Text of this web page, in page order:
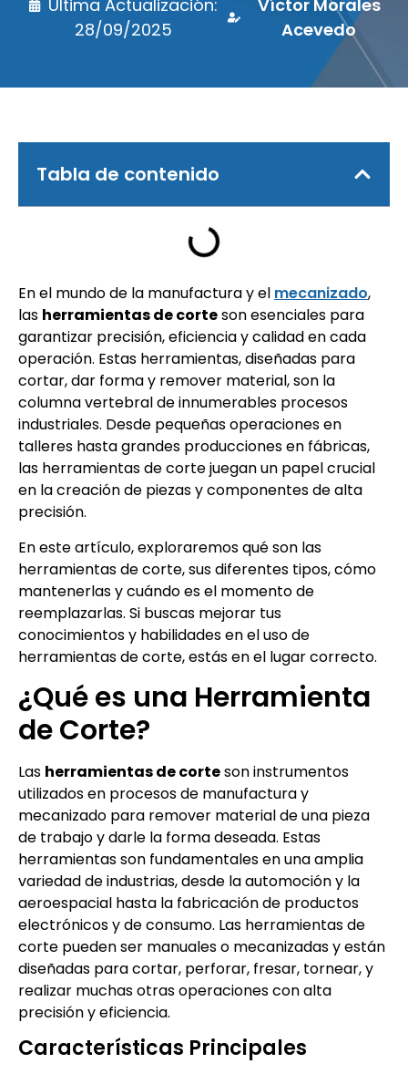
Última Actualización:
28/09/2025
Víctor Morales
Acevedo
Tabla de contenido
En el mundo de la manufactura y el mecanizado,
las herramientas de corteson esenciales para
garantizar precisión, eficiencia y calidad en cada
operación. Estas herramientas, diseñadas para
cortar, dar forma y remover material, son la
columna vertebral de innumerables procesos
industriales. Desde pequeñas operaciones en
talleres hasta grandes producciones en fábricas,
las herramientas de corte juegan un papel crucial
en la creación de piezas y componentes de alta
precisión.
En este artículo, exploraremos qué son las
herramientas de corte, sus diferentes tipos, cómo
mantenerlas y cuándo es el momento de
reemplazarlas. Si buscas mejorar tus
conocimientos y habilidades en el uso de
herramientas de corte, estás en el lugar correcto.
¿Qué es una Herramienta
de Corte?
Las herramientas de corteson instrumentos
utilizados en procesos de manufactura y
mecanizado para remover material de una pieza
de trabajo y darle la forma deseada. Estas
herramientas son fundamentales en una amplia
variedad de industrias, desde la automoción y la
aeroespacial hasta la fabricación de productos
electrónicos y de consumo. Las herramientas de
corte pueden ser manuales o mecanizadas y están
diseñadas para cortar, perforar, fresar, tornear, y
realizar muchas otras operaciones con alta
precisión y eficiencia.
Características Principales